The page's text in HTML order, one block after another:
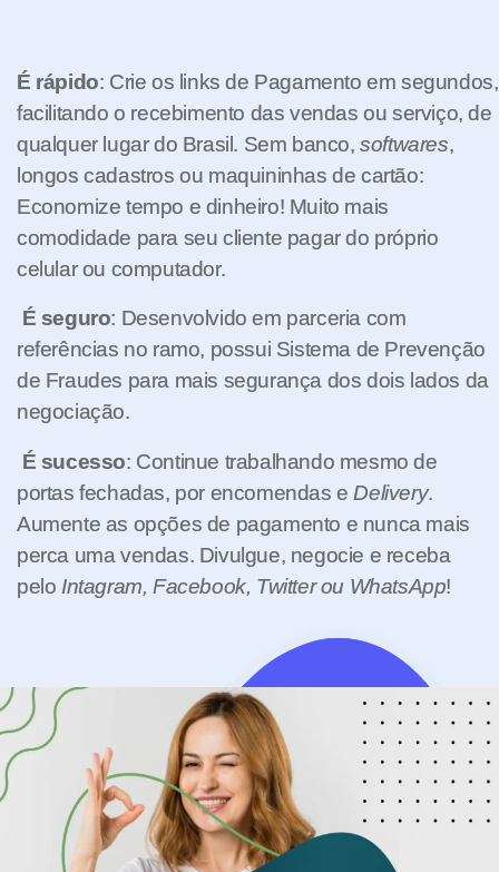
É rápido: Crie os links de Pagamento em segundos,
facilitando o recebimento das vendas ou serviço, de
qualquer lugar do Brasil. Sem banco,softwares,
longos cadastros ou maquininhas de cartão:
Economize tempo e dinheiro! Muito mais
comodidade para seu cliente pagar do próprio
celular ou computador.
É seguro: Desenvolvido em parceria com
referências no ramo, possui Sistema de Prevenção
de Fraudes para mais segurança dos dois lados da
negociação.
É sucesso: Continue trabalhando mesmo de
portas fechadas, por encomendas eDelivery.
Aumente as opções de pagamento e nunca mais
perca uma vendas. Divulgue, negocie e receba
pelo Intagram, Facebook, Twitter ou WhatsApp!